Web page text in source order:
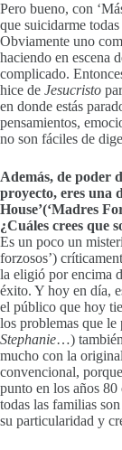
Pero bueno, con
que suicidarme
Obviamente uno
haciendo en escena
complicado.
hice de Jesucristo
en donde estás
pensamientos,
no son fáciles de
Además, de poder
proyecto, eres una
House’(‘Madres
¿Cuáles crees que
Es un poco un
forzosos’)
la eligió por encima
éxito. Y hoy en día,
el público que hoy
los problemas que le
Stephanie…) también
mucho con la
convencional,
punto en los años 80
todas las familias
su particularidad y